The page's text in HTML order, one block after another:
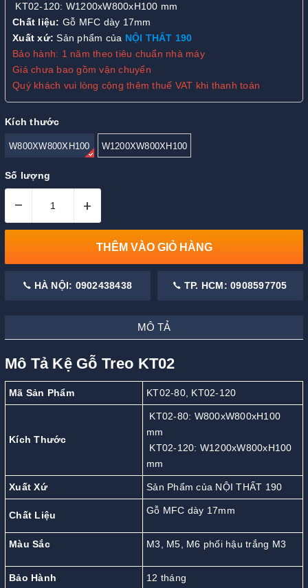
KT02-120: W1200xW800xH100 mm
Chất liệu: Gỗ MFC dày 17mm
Xuất xứ: Sản phẩm của NỘI THẤT 190
Bảo hành: 1 năm theo tiêu chuẩn nhà máy
Giá chưa bao gồm vận chuyển
Quý khách vui lòng cộng thêm thuế VAT khi thanh toán
Kích thước
W800XW800XH100 W1200XW800XH100
Số lượng
– +
THÊM VÀO GIỎ HÀNG
HÀ NỘI: 0902438438 TP. HCM: 0908597705
MÔ TẢ
Mô Tả Kệ Gỗ Treo KT02
Mã Sản Phẩm KT02-80, KT02-120
Kích Thước
KT02-80: W800xW800xH100
mm
KT02-120: W1200xW800xH100
mm
Xuất Xứ Sản Phẩm của NỘI THẤT 190
Chất Liệu Gỗ MFC dày 17mm
Màu Sắc M3, M5, M6 phối hậu trắng M3
Bảo Hành 12 tháng